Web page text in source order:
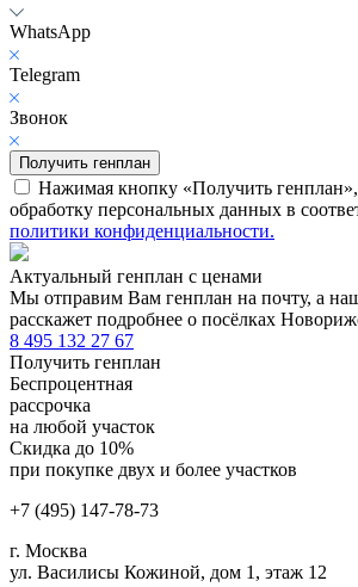
WhatsApp
Telegram
Звонок
Получить генплан
Нажимая кнопку «Получить
обработку персональных данных в
политики конфиденциальности.
Актуальный генплан с ценами
Мы отправим Вам генплан на почту, а
расскажет подробнее о посёлках
8 495 132 27 67
Получить генплан
Беспроцентная
рассрочка
на любой участок
Скидка до 10%
при покупке двух и более участков
+7 (495) 147-78-73
г. Москва
ул. Василисы Кожиной, дом 1, этаж 12